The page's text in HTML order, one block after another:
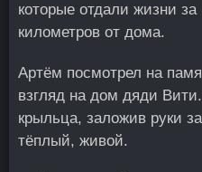
которые отдали жизни
километров от дома.
Артём посмотрел на
взгляд на дом дяди
крыльца, заложив руки
тёплый, живой.